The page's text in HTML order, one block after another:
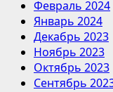
Февраль 2024
Январь 2024
Декабрь 2023
Ноябрь 2023
Октябрь 2023
Сентябрь